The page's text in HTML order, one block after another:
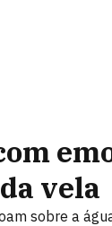
vela
sobre a